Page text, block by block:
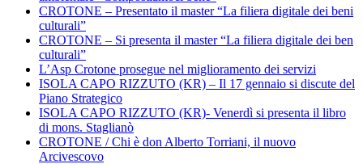
CROTONE – Presentato il master “La filiera digitale dei beni
culturali”
CROTONE – Si presenta il master “La filiera digitale dei ben
culturali”
L’Asp Crotone prosegue nel miglioramento dei servizi
ISOLA CAPO RIZZUTO (KR) – Il 17 gennaio si discute del
Piano Strategico
ISOLA CAPO RIZZUTO (KR)- Venerdì si presenta il libro
di mons. Staglianò
CROTONE / Chi è don Alberto Torriani, il nuovo
Arcivescovo